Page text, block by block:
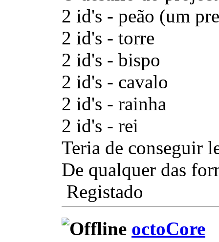
2 id's - peão (um
2 id's - torre
2 id's - bispo
2 id's - cavalo
2 id's - rainha
2 id's - rei
Teria de conseguir
De qualquer das
Registado
octoCore